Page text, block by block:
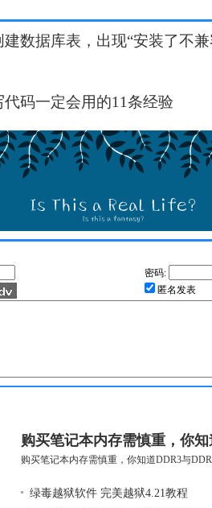
建数据库表，出现“安装了不
码一定会用的11条经验
密码:
匿名发表
购买笔记本内存需慎重，你
购买笔记本内存需慎重，你知道DDR3与
绿毒越狱软件 完美越狱4.21教程